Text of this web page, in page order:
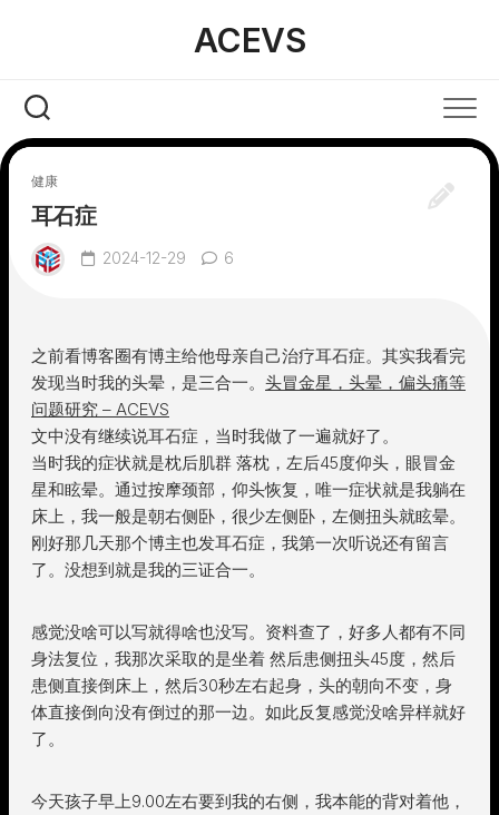
ACEVS
健康
耳石症
2024-12-29 6
之前看博客圈有博主给他母亲自己治疗耳石症。其实我看完
发现当时我的头晕，是三合一。 头冒金星，头晕，偏头痛等
问题研究 – ACEVS
文中没有继续说耳石症，当时我做了一遍就好了。
当时我的症状就是枕后肌群 落枕，左后45度仰头，眼冒金
星和眩晕。通过按摩颈部，仰头恢复，唯一症状就是我躺在
床上，我一般是朝右侧卧，很少左侧卧，左侧扭头就眩晕。
刚好那几天那个博主也发耳石症，我第一次听说还有留言
了。没想到就是我的三证合一。
感觉没啥可以写就得啥也没写。资料查了，好多人都有不同
身法复位，我那次采取的是坐着 然后患侧扭头45度，然后
患侧直接倒床上，然后30秒左右起身，头的朝向不变，身
体直接倒向没有倒过的那一边。如此反复感觉没啥异样就好
了。
今天孩子早上9.00左右要到我的右侧，我本能的背对着他，